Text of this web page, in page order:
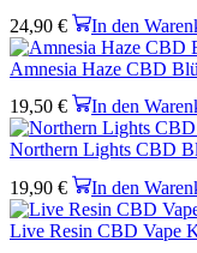
24,90 € In den
Amnesia Haze CBD
19,50 € In den
Northern Lights CBD
19,90 € In den
Live Resin CBD Vape